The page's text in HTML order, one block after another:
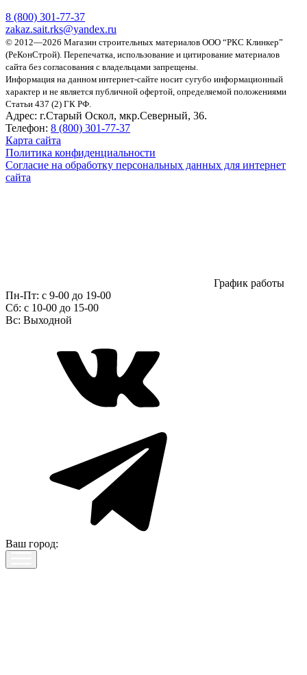
8 (800) 301-77-37
zakaz.sait.rks@yandex.ru
© 2012—2026 Магазин строительных материалов ООО “РКС Клинкер”
(РеКонСтрой). Перепечатка, использование и цитирование материалов
сайта без согласования с владельцами запрещены.
Информация на данном интернет-сайте носит сугубо информационный
характер и не является публичной офертой, определяемой положениями
Статьи 437 (2) ГК РФ.
Адрес: г.Старый Оскол, мкр.Северный, 36.
Телефон: 8 (800) 301-77-37
Карта сайта
Политика конфиденциальности
Согласие на обработку персональных данных для интернет
сайта
График работы
Пн-Пт: с 9-00 до 19-00
Сб: c 10-00 до 15-00
Вс: Выходной
Ваш город: